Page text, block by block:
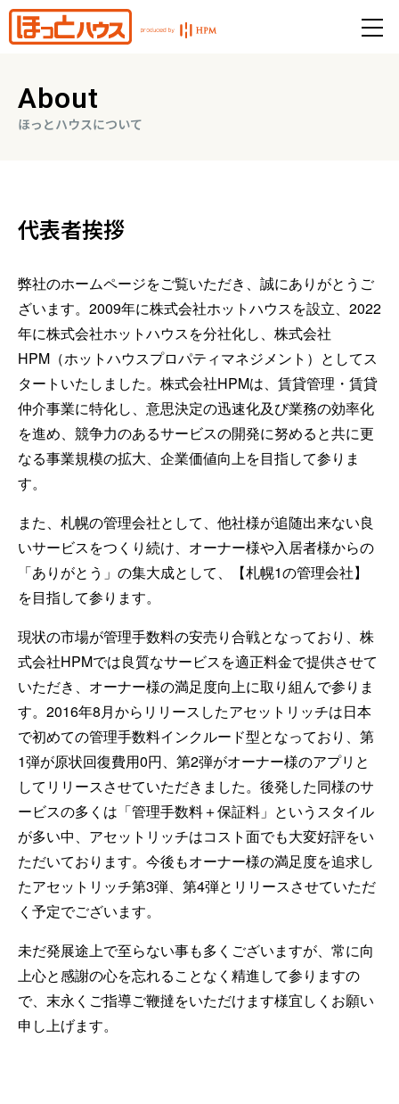
About
ほっとハウスについて
代表者挨拶
弊社のホームページをご覧いただき、誠にありがとうご
ざいます。2009年に株式会社ホットハウスを設立、2022
年に株式会社ホットハウスを分社化し、株式会社
HPM（ホットハウスプロパティマネジメント）としてス
タートいたしました。株式会社HPMは、賃貸管理・賃貸
仲介事業に特化し、意思決定の迅速化及び業務の効率化
を進め、競争力のあるサービスの開発に努めると共に更
なる事業規模の拡大、企業価値向上を目指して参りま
す。
また、札幌の管理会社として、他社様が追随出来ない良
いサービスをつくり続け、オーナー様や入居者様からの
「ありがとう」の集大成として、【札幌1の管理会社】
を目指して参ります。
現状の市場が管理手数料の安売り合戦となっており、株
式会社HPMでは良質なサービスを適正料金で提供させて
いただき、オーナー様の満足度向上に取り組んで参りま
す。2016年8月からリリースしたアセットリッチは日本
で初めての管理手数料インクルード型となっており、第
1弾が原状回復費用0円、第2弾がオーナー様のアプリと
してリリースさせていただきました。後発した同様のサ
ービスの多くは「管理手数料＋保証料」というスタイル
が多い中、アセットリッチはコスト面でも大変好評をい
ただいております。今後もオーナー様の満足度を追求し
たアセットリッチ第3弾、第4弾とリリースさせていただ
く予定でございます。
未だ発展途上で至らない事も多くございますが、常に向
上心と感謝の心を忘れることなく精進して参りますの
で、末永くご指導ご鞭撻をいただけます様宜しくお願い
申し上げます。